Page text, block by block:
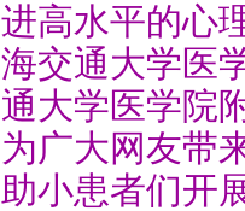
进高水平的心
海交通大学医
通大学医学院
为广大网友带
助小患者们开